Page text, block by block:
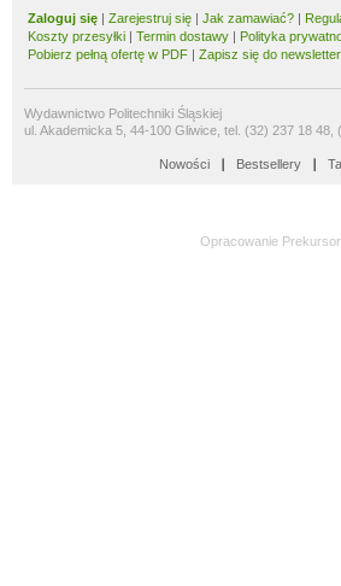
Zaloguj się | Zarejestruj się | Jak zamawiać? |
Koszty przesyłki | Termin dostawy | Polityka
Pobierz pełną ofertę w PDF | Zapisz się do
Wydawnictwo Politechniki Śląskiej
ul. Akademicka 5, 44-100 Gliwice, tel. (32) 237 18 48,
Nowości Bestsellery
Opracowanie Prekursor